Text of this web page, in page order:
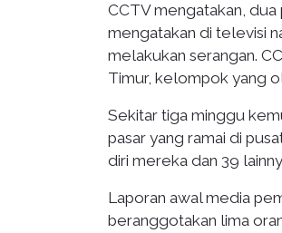
CCTV mengatakan,
mengatakan di televisi
melakukan serangan.
Timur, kelompok yang
Sekitar tiga minggu
pasar yang ramai di
diri mereka dan 39
Laporan awal media
beranggotakan lima